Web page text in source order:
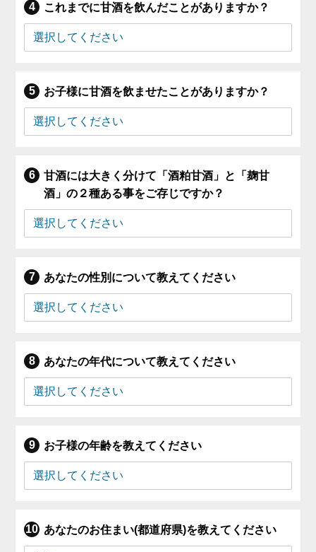
これまでに甘酒を飲んだことがありますか？
お子様に甘酒を飲ませたことがありますか？
甘酒には大きく分けて「酒粕甘酒」と「麹甘
酒」の２種ある事をご存じですか？
あなたの性別について教えてください
あなたの年代について教えてください
お子様の年齢を教えてください
あなたのお住まい(都道府県)を教えてください